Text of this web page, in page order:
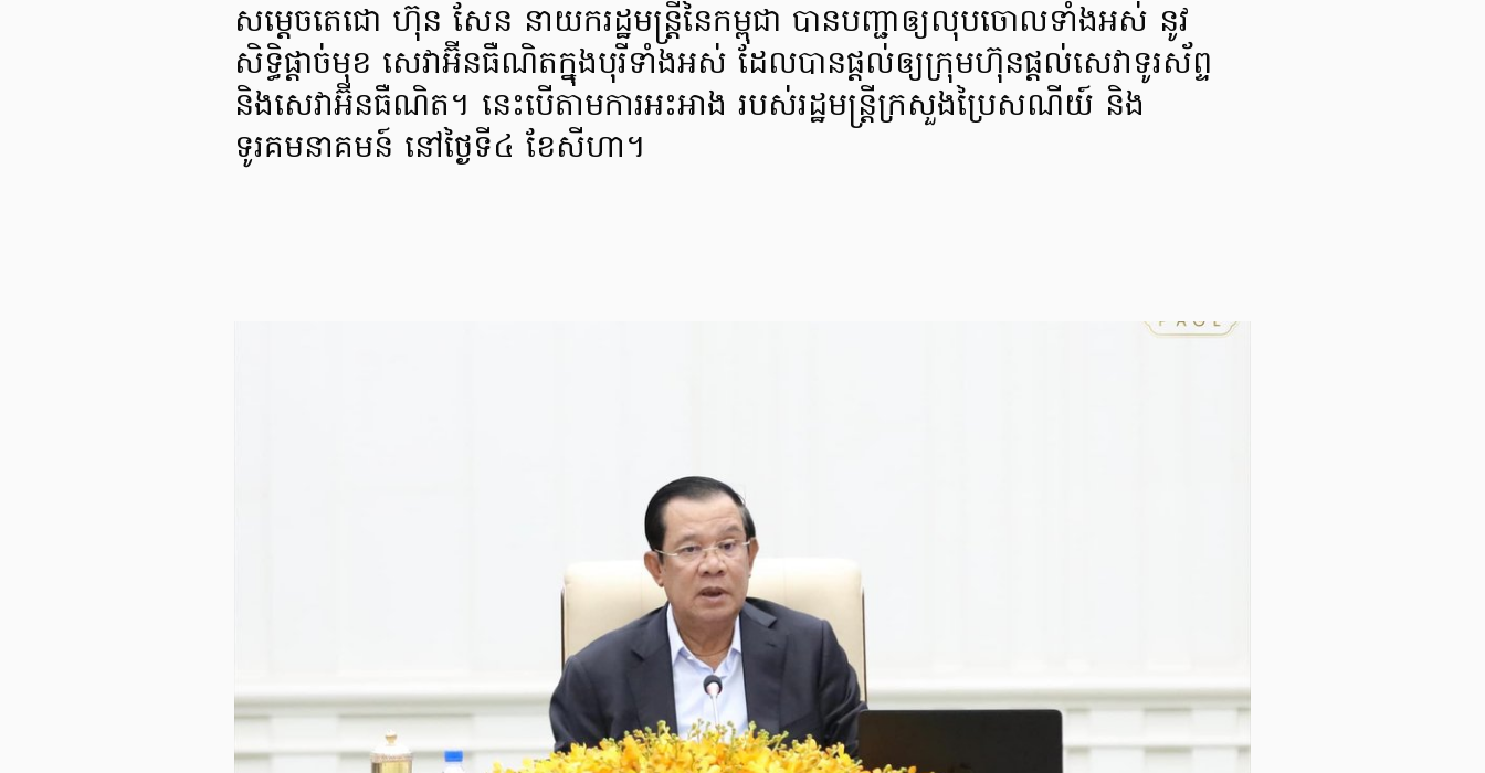
សម្តេចតេជោ ហ៊ុន សែន នាយករដ្ឋមន្ត្រីនៃកម្ពុជា បានបញ្ជាឲ្យលុបចោលទាំងអស់ នូវ
សិទ្ធិផ្តាច់មុខ សេវាអ៊ីនធឺណិតក្នុងបុរីទាំងអស់ ដែលបានផ្តល់ឲ្យក្រុមហ៊ុនផ្តល់សេវាទូរស័ព្ទ
និងសេវាអ៊ីនធឺណិត។ នេះបើតាមការអះអាង របស់រដ្ឋមន្ត្រីក្រសួងប្រៃសណីយ៍ និង
ទូរគមនាគមន៍ នៅថ្ងៃទី៤ ខែសីហា។